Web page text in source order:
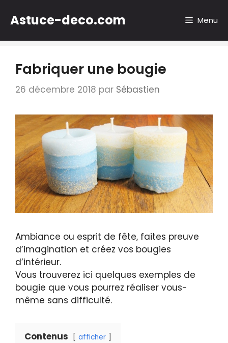
Astuce-deco.com Menu
Fabriquer une bougie
26 décembre 2018 par Sébastien
Ambiance ou esprit de fête, faites preuve
d’imagination et créez vos bougies
d’intérieur.
Vous trouverez ici quelques exemples de
bougie que vous pourrez réaliser vous-
même sans difficulté.
Contenus afficher